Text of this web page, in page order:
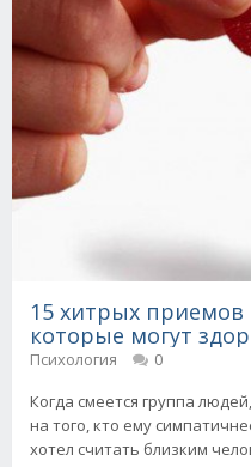
15 хитрых приемов
которые могут
Психология
0
Когда смеется группа
на того, кто ему
хотел считать близким